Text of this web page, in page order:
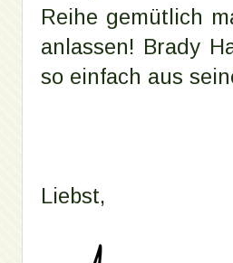
Reihe gemütlich
anlassen! Brady
so einfach aus
Liebst,